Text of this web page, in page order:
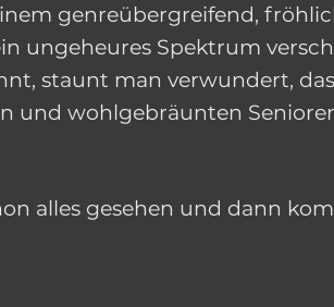
genreübergreifend,
ungeheures Spektrum
staunt man verwundert,
und wohlgebräunten
alles gesehen und dann